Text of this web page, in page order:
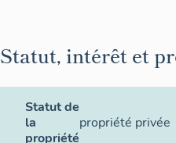
Statut, intérêt et
Statut de
la
propriété
propriété privée